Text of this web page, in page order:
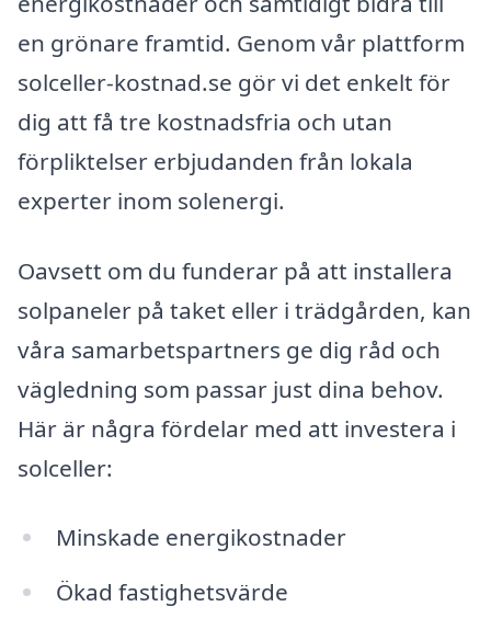
en grönare framtid. Genom vår plattform
solceller-kostnad.se gör vi det enkelt för
dig att få tre kostnadsfria och utan
förpliktelser erbjudanden från lokala
experter inom solenergi.
Oavsett om du funderar på att installera
solpaneler på taket eller i trädgården, kan
våra samarbetspartners ge dig råd och
vägledning som passar just dina behov.
Här är några fördelar med att investera i
solceller:
Minskade energikostnader
Ökad fastighetsvärde